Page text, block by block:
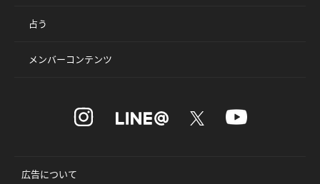
占う
メンバーコンテンツ
広告について